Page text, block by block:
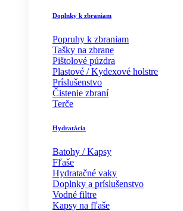
Doplnky k zbraniam
Popruhy k zbraniam
Tašky na zbrane
Pištolové púzdra
Plastové / Kydexové holstre
Príslušenstvo
Čistenie zbraní
Terče
Hydratácia
Batohy / Kapsy
Fľaše
Hydratačné vaky
Doplnky a príslušenstvo
Vodné filtre
Kapsy na fľaše